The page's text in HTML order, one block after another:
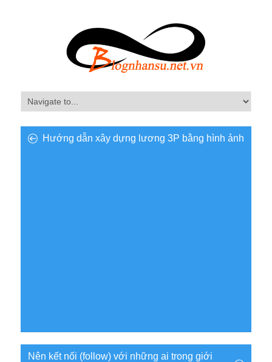
Hướng dẫn xây dựng lương 3P bằng hình ảnh
Nên kết nối (follow) với những ai trong giới